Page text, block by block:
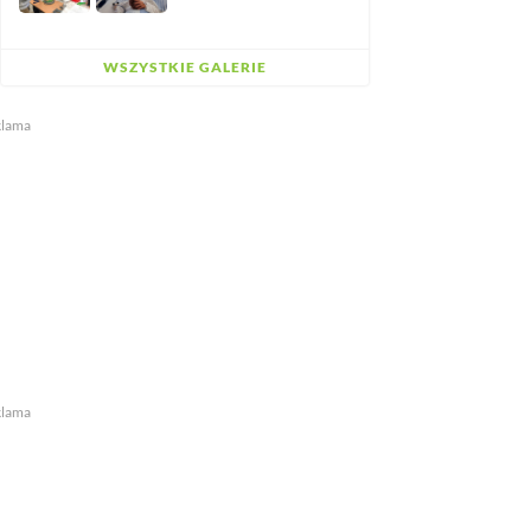
WSZYSTKIE GALERIE